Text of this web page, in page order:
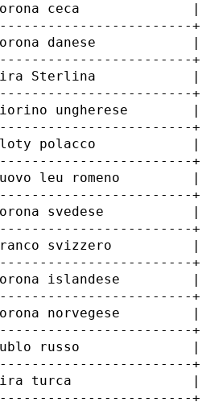
ceca
danese
Sterlina
ungherese
polacco
leu romeno
svedese
svizzero
islandese
norvegese
russo
turca